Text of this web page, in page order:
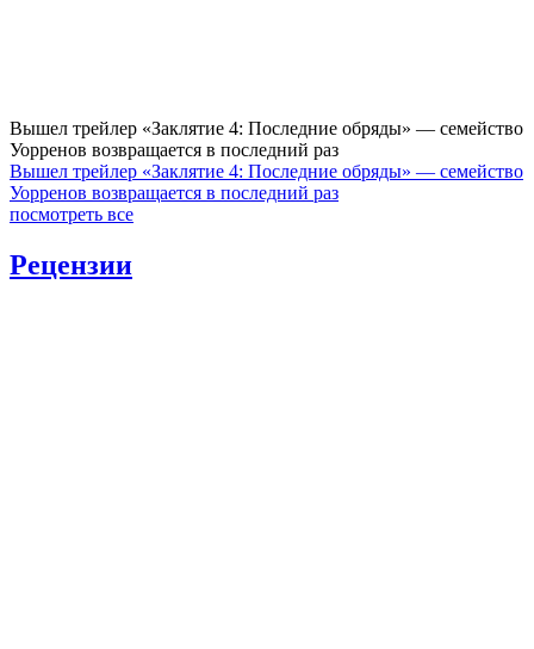
Вышел трейлер «Заклятие 4: Последние обряды» — семейство
Уорренов возвращается в последний раз
Вышел трейлер «Заклятие 4: Последние обряды» — семейство
Уорренов возвращается в последний раз
посмотреть все
Рецензии